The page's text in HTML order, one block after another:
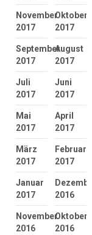
November
2017
Oktober
2017
September
2017
August
2017
Juli
2017
Juni
2017
Mai
2017
April
2017
März
2017
Februar
2017
Januar
2017
2016
November
2016
Oktober
2016